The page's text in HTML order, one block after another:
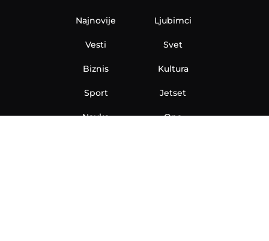
Najnovije
Vesti
Biznis
Sport
Nauka
Ljubimci
Svet
Kultura
Jetset
Ona